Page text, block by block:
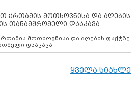
ქრთამის მოთხოვნისა და აღების
თანამშრომელი დააკავა
დააკავა
ყველა სიახლე